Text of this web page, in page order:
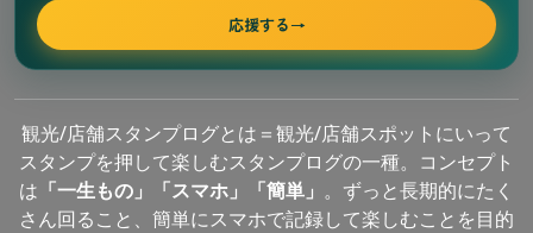
応援する→
観光/店舗スタンプログとは＝観光/店舗スポットにいって
スタンプを押して楽しむスタンプログの一種。コンセプト
は 「一生もの」「スマホ」「簡単」 。ずっと長期的にたく
さん回ること、簡単にスマホで記録して楽しむことを目的